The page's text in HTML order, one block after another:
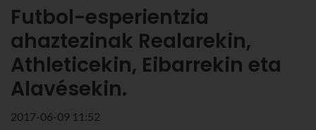
Futbol-esperientzia
ahaztezinak Realarekin,
Athleticekin, Eibarrekin eta
Alavésekin.
2017-06-09 11:52